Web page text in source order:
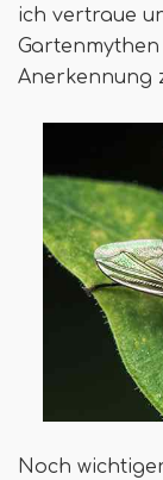
ich vertraue
Anerkennung
Noch